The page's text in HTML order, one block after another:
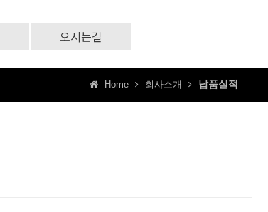
오시는길
Home 회사소개 납품실적